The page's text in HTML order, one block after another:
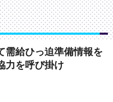
需給ひっ迫準備情報を
力を呼び掛け